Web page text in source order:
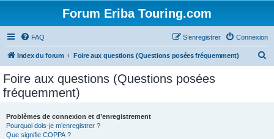
Forum Eriba Touring.com
FAQ Connexion
S’enregistrer
Index du forum Foire aux questions (Questions posées fréquemment)
Foire aux questions (Questions posées
fréquemment)
Problèmes de connexion et d’enregistrement
Pourquoi dois-je m’enregistrer ?
Que signifie COPPA ?